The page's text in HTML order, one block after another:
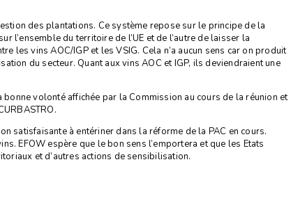
des plantations. Ce système repose sur le principe de la
du territoire de l’UE et de l’autre de laisser la
les vins AOC/IGP et les VSIG. Cela n’a aucun sens car on produit
du secteur. Quant aux vins AOC et IGP, ils deviendraient une
volonté affichée par la Commission au cours de la réunion et
satisfaisante à entériner dans la réforme de la PAC en cours.
EFOW espère que le bon sens l’emportera et que les Etats
et d’autres actions de sensibilisation.